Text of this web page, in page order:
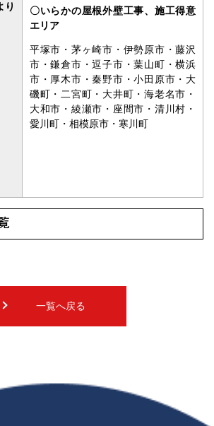
り
〇いらかの屋根外壁工事、施工得意
エリア
平塚市・茅ヶ崎市・伊勢原市・藤沢
市・鎌倉市・逗子市・葉山町・横浜
市・厚木市・秦野市・小田原市・大
磯町・二宮町・大井町・海老名市・
大和市・綾瀬市・座間市・清川村・
愛川町・相模原市・寒川町
一覧へ戻る